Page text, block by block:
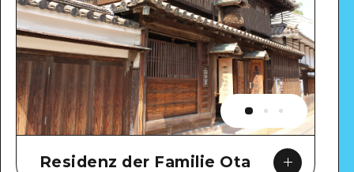
Residenz der Familie Ota